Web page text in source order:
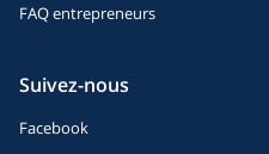
FAQ entrepreneurs
Suivez-nous
Facebook